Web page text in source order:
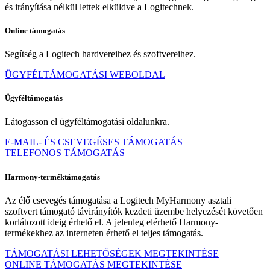
és irányítása nélkül lettek elküldve a Logitechnek.
Online támogatás
Segítség a Logitech hardvereihez és szoftvereihez.
ÜGYFÉLTÁMOGATÁSI WEBOLDAL
Ügyféltámogatás
Látogasson el ügyféltámogatási oldalunkra.
E-MAIL- ÉS CSEVEGÉSES TÁMOGATÁS
TELEFONOS TÁMOGATÁS
Harmony-terméktámogatás
Az élő csevegés támogatása a Logitech MyHarmony asztali
szoftvert támogató távirányítók kezdeti üzembe helyezését követően
korlátozott ideig érhető el. A jelenleg elérhető Harmony-
termékekhez az interneten érhető el teljes támogatás.
TÁMOGATÁSI LEHETŐSÉGEK MEGTEKINTÉSE
ONLINE TÁMOGATÁS MEGTEKINTÉSE